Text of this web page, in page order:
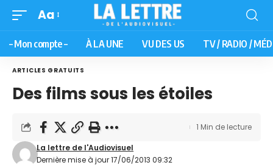
Aa
– Mon compte – À LA UNE VU DES US TV / RADIO /
ARTICLES GRATUITS
Des films sous les étoiles
Dernière mise à jour 17/06/2013 09:32
La lettre de l'Audiovisuel
1 Min de lecture